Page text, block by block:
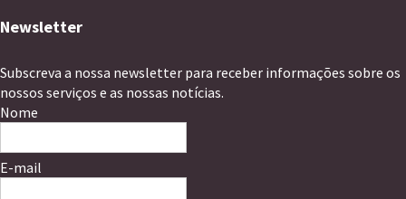
Newsletter
Subscreva a nossa newsletter para receber informações sobre os
nossos serviços e as nossas notícias.
Nome
E-mail